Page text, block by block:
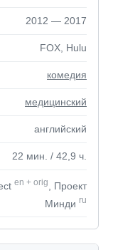
2012 — 2017
FOX, Hulu
комедия
медицинский
английский
22 мин. / 42,9 ч.
en + orig
, Проект
Минди ru